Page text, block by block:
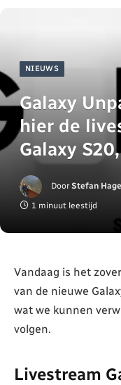
NIEUWS
Galaxy
hier de
Galaxy
Door Stefan Hage
1 minuut leestijd
Vandaag is het
van de nieuwe
wat we kunnen
volgen.
Livestream